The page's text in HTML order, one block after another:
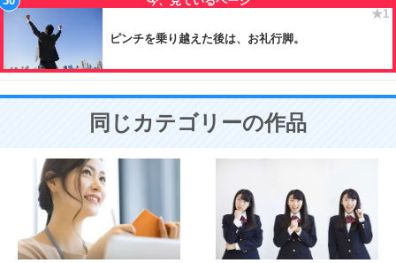
ピンチを乗り越えた後は、お礼行脚。
同じカテゴリーの作品